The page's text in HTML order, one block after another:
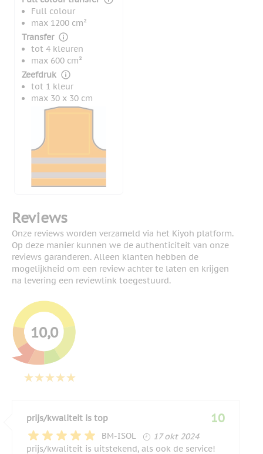
Full colour
max 1200 cm²
Transfer
tot 4 kleuren
max 600 cm²
Zeefdruk
tot 1 kleur
max 30 x 30 cm
Reviews
Onze reviews worden verzameld via het Kiyoh platform.
Op deze manier kunnen we de authenticiteit van onze
reviews garanderen. Alleen klanten hebben de
mogelijkheid om een review achter te laten en krijgen
na levering een reviewlink toegestuurd.
10,0
prijs/kwaliteit is top
BM-ISOL
17 oktober 2024
17 okt 2024
10
prijs/kwaliteit is uitstekend, als ook de service!